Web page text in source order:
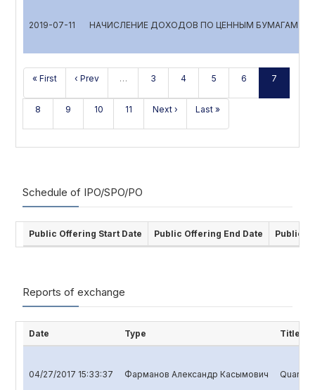
2019-07-11 НАЧИСЛЕНИЕ ДОХОДОВ ПО ЦЕННЫМ БУМАГАМ
« First ‹ Prev … 3 4 5 6 7
8 9 10 11 Next › Last »
Schedule of IPO/SPO/PO
Public Offering Start Date Public Offering End Date Public
Reports of exchange
Date Type Title
04/27/2017 15:33:37 Фарманов Александр Касымович